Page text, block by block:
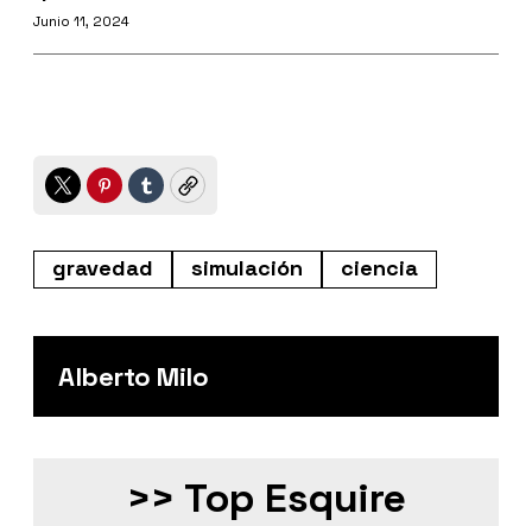
Junio 11, 2024
TwitterPinterest
TumblrCopy
gravedad simulación ciencia
Alberto Milo
>> Top Esquire